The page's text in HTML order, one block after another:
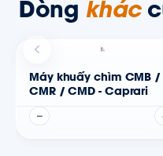
Dòng khác
Máy khuấy chìm CMB /
CMR / CMD - Caprari
—